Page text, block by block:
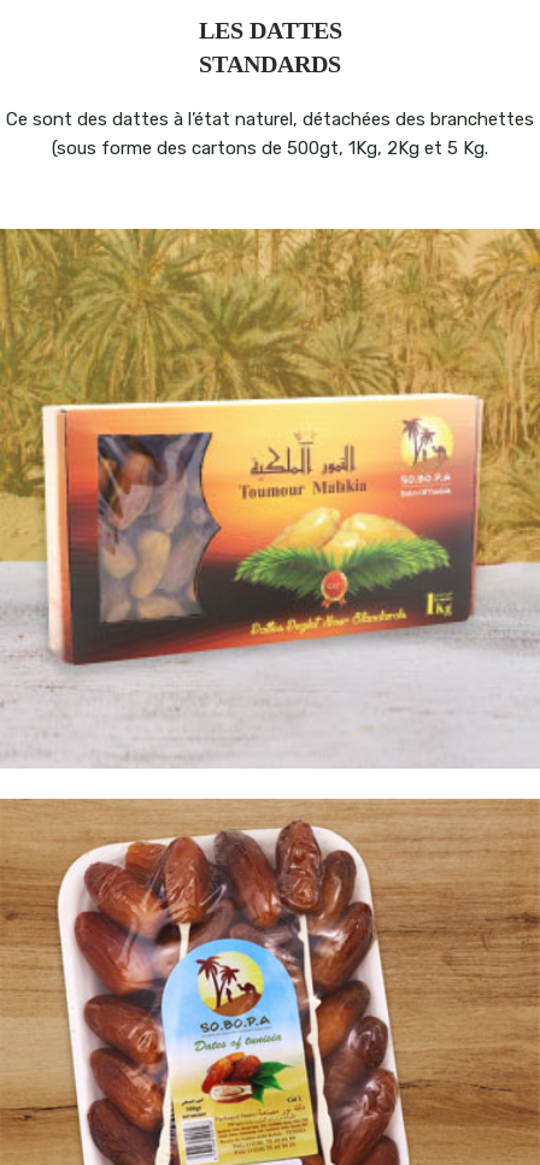
LES DATTES
STANDARDS
Ce sont des dattes à l’état naturel, détachées des branchettes
(sous forme des cartons de 500gt, 1Kg, 2Kg et 5 Kg.